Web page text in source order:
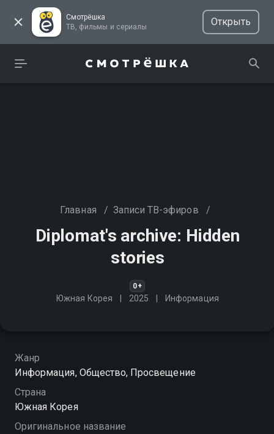
Смотрёшка
ТВ, фильмы и сериалы
Открыть
Главная / Записи ТВ-эфиров /
Diplomat's archive: Hidden
stories
0+
Южная Корея 2025 Информация
Жанр
Информация, Общество, Просвещение
Страна
Южная Корея
Оригинальное название